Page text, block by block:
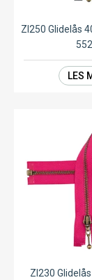
ZI250 Glidelås
LES
ZI230